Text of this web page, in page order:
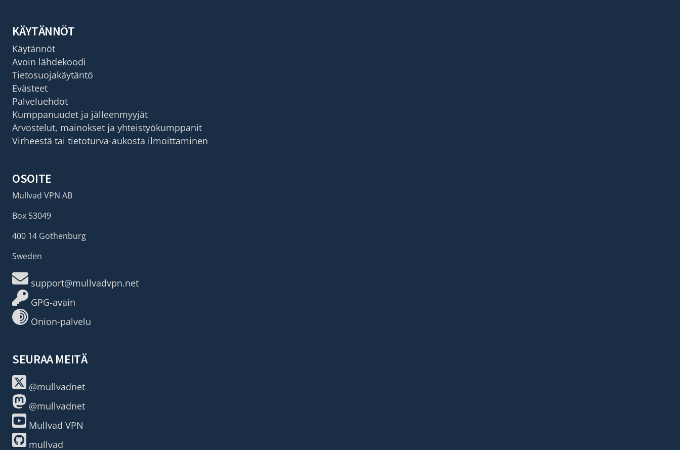
KÄYTÄNNÖT
Käytännöt
Avoin lähdekoodi
Tietosuojakäytäntö
Evästeet
Palveluehdot
Kumppanuudet ja jälleenmyyjät
Arvostelut, mainokset ja yhteistyökumppanit
Virheestä tai tietoturva-aukosta ilmoittaminen
OSOITE
Mullvad VPN AB
Box 53049
400 14 Gothenburg
Sweden
support@mullvadvpn.net
GPG-avain
Onion-palvelu
SEURAA MEITÄ
@mullvadnet
@mullvadnet
Mullvad VPN
mullvad